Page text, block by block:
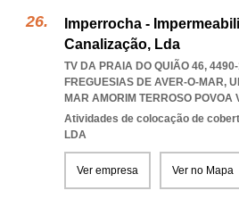
Imperrocha -
Canalização, Lda
TV DA PRAIA DO QUIÃO 46,
FREGUESIAS DE AVER-O-MAR,
MAR AMORIM TERROSO POVOA
Atividades de colocação de
LDA
Ver empresa Ver no Mapa